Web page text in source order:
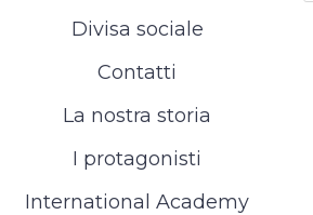
Divisa sociale
Contatti
La nostra storia
I protagonisti
International Academy